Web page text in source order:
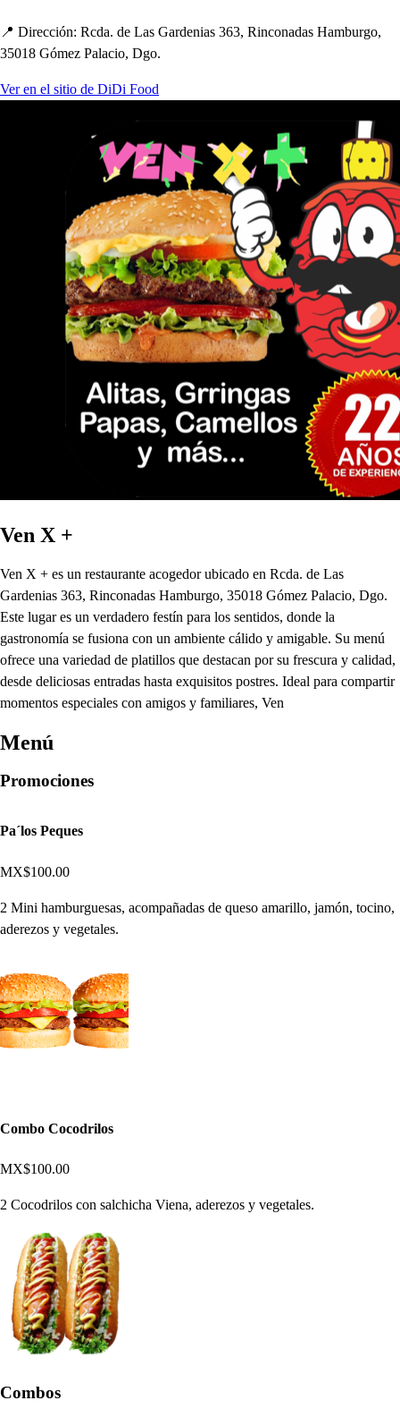
📍 Dirección: Rcda. de Las Gardenias 363, Rinconadas Hamburgo,
35018 Gómez Palacio, Dgo.
Ver en el sitio de DiDi Food
Ven X +
Ven X + es un restaurante acogedor ubicado en Rcda. de Las
Gardenias 363, Rinconadas Hamburgo, 35018 Gómez Palacio, Dgo.
Este lugar es un verdadero festín para los sentidos, donde la
gastronomía se fusiona con un ambiente cálido y amigable. Su menú
ofrece una variedad de platillos que destacan por su frescura y calidad,
desde deliciosas entradas hasta exquisitos postres. Ideal para compartir
momentos especiales con amigos y familiares, Ven
Menú
Promociones
Pa´los Peques
MX$100.00
2 Mini hamburguesas, acompañadas de queso amarillo, jamón, tocino,
aderezos y vegetales.
Combo Cocodrilos
MX$100.00
2 Cocodrilos con salchicha Viena, aderezos y vegetales.
Combos